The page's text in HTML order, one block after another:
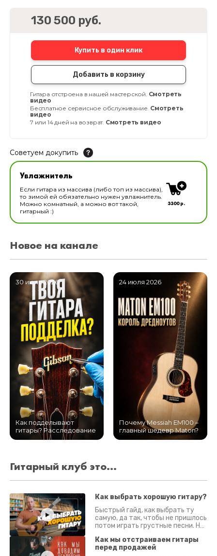
130 500 руб.
Купить в один клик
Добавить в корзину
Гитара отстроена в нашей мастерской. Смотреть
видео
Бесплатное сервисное обслуживание. Смотреть
видео
7 или 14 дней на возврат. Смотреть видео
Советуем докупить
Увлажнитель для музыкальных инструментов
В наличии
Увлажнитель
Если гитара из массива (либо топ из массива),
то зимой ей обязательно нужен увлажнитель.
Можно комнатный, а можно вот такой,
гитарный :)
3300 р.
Новое на канале
30 июля 2026
Как подделывают
гитары? Расследование
24 июля 2026
Почему Messiah EM100 –
главный шедевр Maton?
Гитарный клуб это...
Как выбрать хорошую гитару?
Быстрый гайд, как выбрать ту
самую, да так, чтобы не пришлось
потом играть грустные песни. На
Как мы отстраиваем гитары
перед продажей